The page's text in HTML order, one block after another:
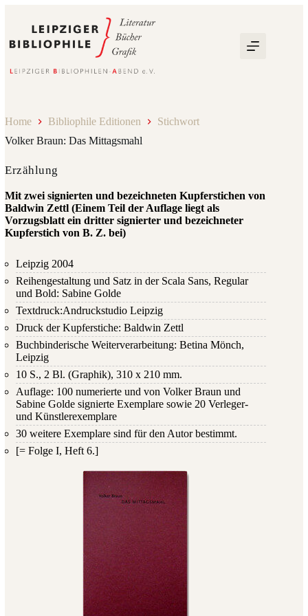
springen
Home Bibliophile Editionen
Stichwort
Volker Braun: Das Mittagsmahl
Erzählung
Mit zwei signierten und bezeichneten Kupferstichen von
Baldwin Zettl (Einem Teil der Auflage liegt als
Vorzugsblatt ein dritter signierter und bezeichneter
Kupferstich von B. Z. bei)
Leipzig 2004
Reihengestaltung und Satz in der Scala Sans, Regular
und Bold: Sabine Golde
Textdruck:Andruckstudio Leipzig
Druck der Kupferstiche: Baldwin Zettl
Buchbinderische Weiterverarbeitung: Betina Mönch,
Leipzig
10 S., 2 Bl. (Graphik), 310 x 210 mm.
Auflage: 100 numerierte und von Volker Braun und
Sabine Golde signierte Exemplare sowie 20 Verleger-
und Künstlerexemplare
30 weitere Exemplare sind für den Autor bestimmt.
[= Folge I, Heft 6.]